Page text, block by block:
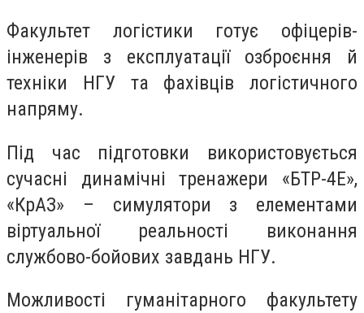
Факультет логістики готує офіцерів-
інженерів з експлуатації озброєння й
техніки НГУ та фахівців логістичного
напряму.
Під час підготовки використовується
сучасні динамічні тренажери «БТР-4Е»,
«КрАЗ» – симулятори з елементами
віртуальної реальності виконання
службово-бойових завдань НГУ.
Можливості гуманітарного факультету